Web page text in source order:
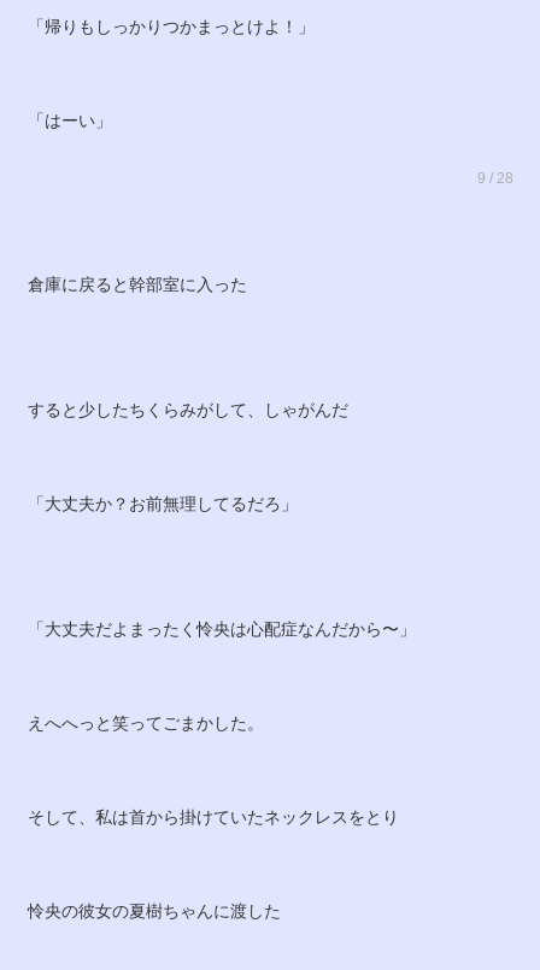
「帰りもしっかりつかまっとけよ！」
「はーい」
9 / 28
倉庫に戻ると幹部室に入った
すると少したちくらみがして、しゃがんだ
「大丈夫か？お前無理してるだろ」
「大丈夫だよまったく怜央は心配症なんだから〜」
えへへっと笑ってごまかした。
そして、私は首から掛けていたネックレスをとり
怜央の彼女の夏樹ちゃんに渡した